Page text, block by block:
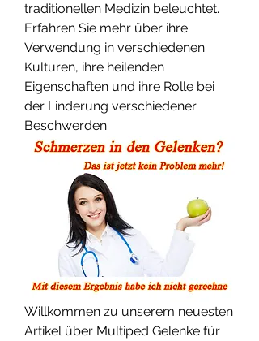
traditionellen Medizin beleuchtet.
Erfahren Sie mehr über ihre
Verwendung in verschiedenen
Kulturen, ihre heilenden
Eigenschaften und ihre Rolle bei
der Linderung verschiedener
Beschwerden.
Willkommen zu unserem neuesten
Artikel über Multiped Gelenke für